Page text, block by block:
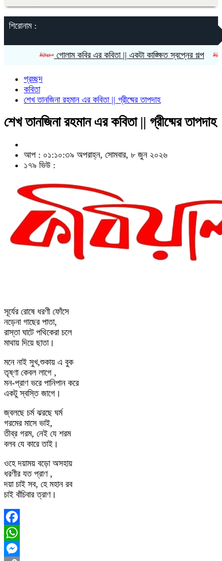
শিরোনাম :
গোলাম কবির এর কবিতা || একটা কাঙ্ক্ষিত স্বপ্নের গল্প রীতি
প্রচ্ছদ
কবিতা
শেখ তানজিনা রহমান এর কবিতা || গ্রীষ্মের তাপদাহ
শেখ তানজিনা রহমান এর কবিতা || গ্রীষ্মের তাপদাহ
আপ : ০১:১০:৩৯ অপরাহ্ন, সোমবার, ৮ জুন ২০২৬
১৭৯ ভিউ :
সূর্যের রোষে ধরণী ফোঁসে
নড়েনা গাছের পাতা,
রাস্তা ঘাটে পথিকেরা চলে
মাথায় দিয়ে ছাতা।
মনে নাই সুখ,শুকায় এ বুক
তৃষ্ণা কেবল লাগে ,
মন-প্রাণ ভরে পানিপান করে
একটু স্বস্তি জাগে।
জ্বলছে চর্ম ঝরছে ঘর্ম
গরমের মাসে ভাই,
তীব্র গরম, নেই যে শরম
বলব যে কারে তাই।
ওহে দয়াময় বড়ো অসহায়
ধরণীর যত প্রাণ ,
দয়া চাই সব, হে মহান রব
চাই বাঁচিবার ত্রাণ।
Facebook
WhatsApp